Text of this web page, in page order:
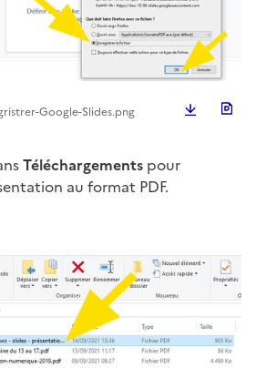
Google-Slides.png
Téléchargements pour
au format PDF.